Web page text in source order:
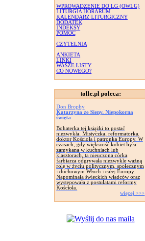
WPROWADZENIE DO LG (OWLG)
LITURGIA HORARUM
KALENDARZ LITURGICZNY
DODATEK
INDEKSY
POMOC
CZYTELNIA
ANKIETA
LINKI
WASZE LISTY
CO NOWEGO?
tolle.pl poleca:
Don Brophy
Katarzyna ze Sieny. Niepokorna
święta
Bohaterka tej książki to postać
niezwykła. Mistyczka, reformatorka,
doktor Kościoła i patronka Europy. W
czasach, gdy większość kobiet była
zamykana w kuchniach lub
klasztorach, ta nieuczona córka
farbiarza odgrywała niezwykle ważną
rolę w życiu politycznym, społecznym
i duchowym Włoch i całej Europy.
Napominała świeckich władców oraz
występowała z postulatami reformy
Kościoła.
więcej >>>